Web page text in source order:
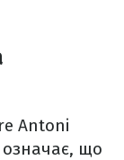
Antoni
що